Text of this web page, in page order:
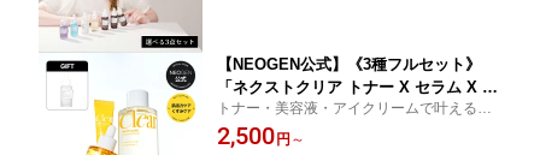
【NEOGEN公式】《3種フルセット》
「ネクストクリア トナー X セラム X ア
イクリーム」保湿 透明感 生気 くすみケ
ア 肌トーンアップ ハリ 毛穴 活力 ビタ
トナー・美容液・アイクリームで叶える、
うるおい満ちるクリアツヤ肌ケア。
2,500円 ～